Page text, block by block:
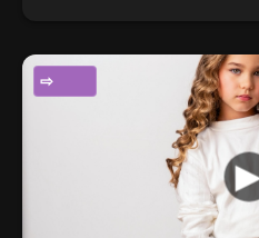
ENTRETENIMENTO